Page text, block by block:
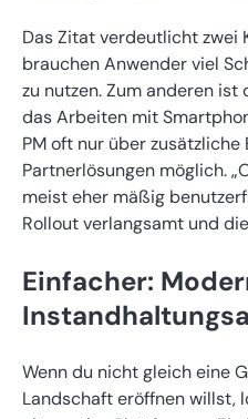
Das Zitat verdeutlicht zwei
brauchen Anwender viel
zu nutzen. Zum anderen
das Arbeiten mit
PM oft nur über
Partnerlösungen möglich.
meist eher mäßig
Rollout verlangsamt und
Einfacher:
Wenn du nicht gleich eine
Landschaft eröffnen willst,